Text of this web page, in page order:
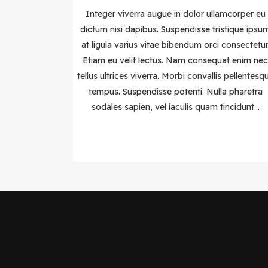
Integer viverra augue in dolor ullamcorper eu
dictum nisi dapibus. Suspendisse tristique
at ligula varius vitae bibendum orci consectetur.
Etiam eu velit lectus. Nam consequat enim nec
tellus ultrices viverra. Morbi convallis
tempus. Suspendisse potenti. Nulla pharetra
sodales sapien, vel iaculis quam tincidunt...